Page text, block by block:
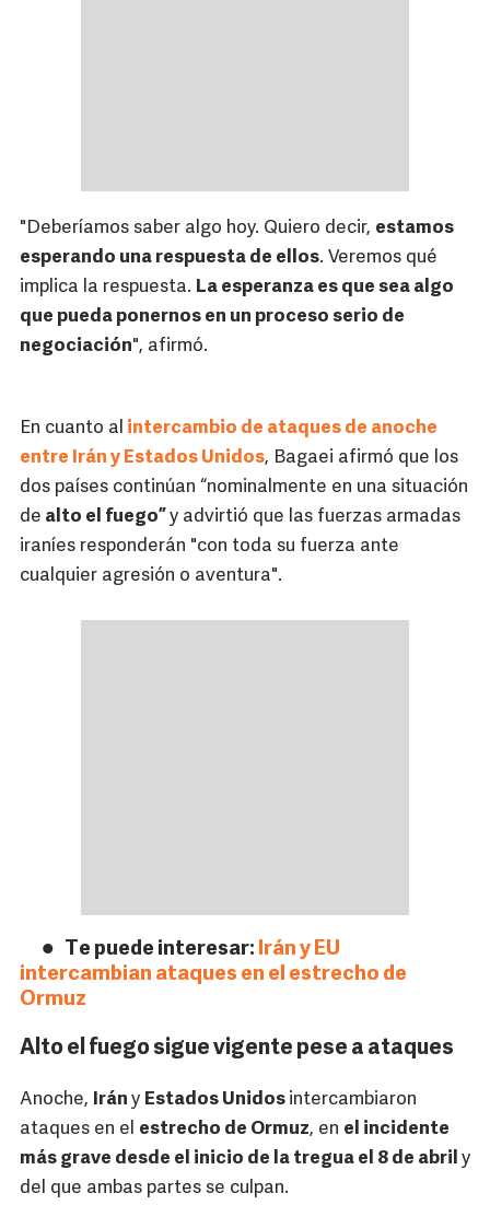
"Deberíamos saber algo hoy. Quiero decir, estamos
esperando una respuesta de ellos. Veremos qué
implica la respuesta. La esperanza es que sea algo
que pueda ponernos en un proceso serio de
negociación", afirmó.
En cuanto al intercambio de ataques de anoche
entre Irán y Estados Unidos, Bagaei afirmó que los
dos países continúan “nominalmente en una situación
de alto el fuego” y advirtió que las fuerzas armadas
iraníes responderán "con toda su fuerza ante
cualquier agresión o aventura".
Te puede interesar: Irán y EU
intercambian ataques en el estrecho de
Ormuz
Alto el fuego sigue vigente pese a ataques
Anoche, Irán y Estados Unidos intercambiaron
ataques en el estrecho de Ormuz, en el incidente
más grave desde el inicio de la tregua el 8 de abril y
del que ambas partes se culpan.